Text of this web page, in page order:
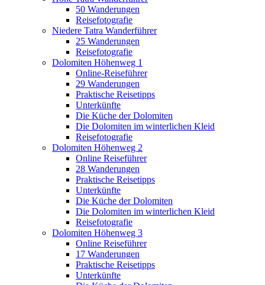
50 Wanderungen
Reisefotografie
Niedere Tatra Wanderführer
25 Wanderungen
Reisefotografie
Dolomiten Höhenweg 1
Online-Reiseführer
29 Wanderungen
Praktische Reisetipps
Unterkünfte
Die Küche der Dolomiten
Die Dolomiten im winterlichen Kleid
Reisefotografie
Dolomiten Höhenweg 2
Online Reiseführer
28 Wanderungen
Praktische Reisetipps
Unterkünfte
Die Küche der Dolomiten
Die Dolomiten im winterlichen Kleid
Reisefotografie
Dolomiten Höhenweg 3
Online Reiseführer
17 Wanderungen
Praktische Reisetipps
Unterkünfte